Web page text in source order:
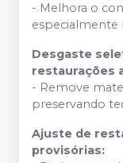
- Melhora o
especialmente
Desgaste
restaurações
- Remove
preservando
Ajuste de
provisórias: